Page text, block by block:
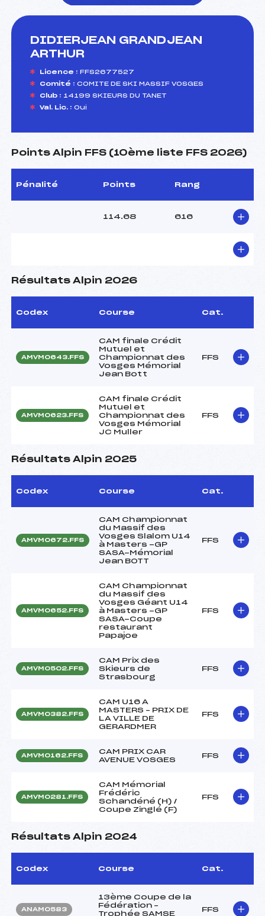
le ski
DIDIERJEAN GRANDJEAN
ARTHUR
Licence : FFS2677527
Comité : COMITE DE SKI MASSIF VOSGES
Club : 14199 SKIEURS DU TANET
Val. Lic. : Oui
Points Alpin FFS (10ème liste FFS 2026)
Pénalité Points Rang
114.68 616
Résultats Alpin 2026
Codex Course Cat.
AMVM0643.FFS
CAM finale Crédit
Mutuel et
Championnat des
Vosges Mémorial
Jean Bott
FFS
AMVM0623.FFS
CAM finale Crédit
Mutuel et
Championnat des
Vosges Mémorial
JC Muller
FFS
Résultats Alpin 2025
Codex Course Cat.
AMVM0672.FFS
CAM Championnat
du Massif des
Vosges Slalom U14
à Masters -GP
SASA-Mémorial
Jean BOTT
FFS
AMVM0652.FFS
CAM Championnat
du Massif des
Vosges Géant U14
à Masters -GP
SASA-Coupe
restaurant
Papajoe
FFS
AMVM0502.FFS
CAM Prix des
Skieurs de
Strasbourg
FFS
AMVM0382.FFS
CAM U16 A
MASTERS – PRIX DE
LA VILLE DE
GERARDMER
FFS
AMVM0162.FFS
CAM PRIX CAR
AVENUE VOSGES
FFS
AMVM0281.FFS
CAM Mémorial
Frédéric
Schandéné (H) /
Coupe Zinglé (F)
FFS
Résultats Alpin 2024
Codex Course Cat.
ANAM0583
13ème Coupe de la
Fédération –
Trophée SAMSE
FFS